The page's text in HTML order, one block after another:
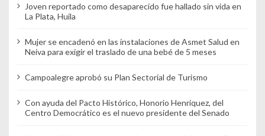
Joven reportado como desaparecido fue hallado sin vida en
La Plata, Huila
Mujer se encadenó en las instalaciones de Asmet Salud en
Neiva para exigir el traslado de una bebé de 5 meses
Campoalegre aprobó su Plan Sectorial de Turismo
Con ayuda del Pacto Histórico, Honorio Henriquez, del
Centro Democrático es el nuevo presidente del Senado